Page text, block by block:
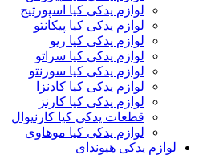
لوازم یدکی کیا اسپورتیج
لوازم یدکی کیا پیکانتو
لوازم یدکی کیا ریو
لوازم یدکی کیا سراتو
لوازم یدکی کیا سورنتو
لوازم یدکی کیا کادنزا
لوازم یدکی کیا کارنز
قطعات یدکی کیا کارنیوال
لوازم یدکی کیا موهاوی
لوازم یدکی هیوندای